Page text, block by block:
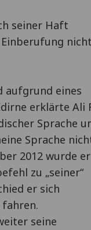
seiner Haft
nicht
aufgrund eines
erklärte Ali
Sprache
Sprache
2012 wurde er
zu „seiner“
er sich
seine